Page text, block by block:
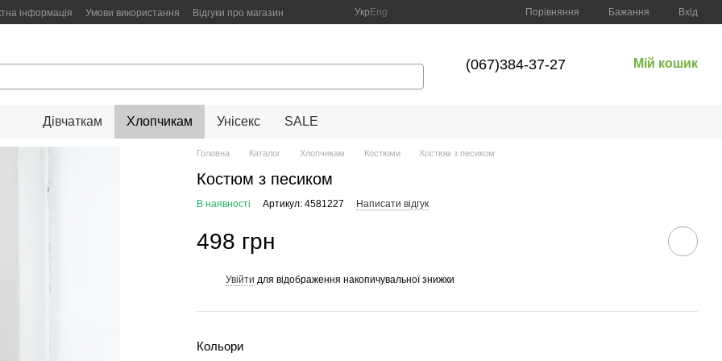
інформація Умови використання Відгуки про магазин Укр Eng Порівняння Бажання Вхід
(067)384-37-27 Мій кошик
Дівчаткам Хлопчикам Унісекс SALE
Головна Каталог Хлопчикам Костюми Костюм з песиком
Костюм з песиком
В наявності Артикул: 4581227 Написати відгук
498 грн
Увійти для відображення накопичувальної знижки
Кольори